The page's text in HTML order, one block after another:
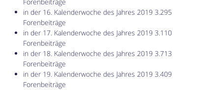
Forenbeiträge
in der 16. Kalenderwoche des Jahres 2019 3.295
Forenbeiträge
in der 17. Kalenderwoche des Jahres 2019 3.110
Forenbeiträge
in der 18. Kalenderwoche des Jahres 2019 3.713
Forenbeiträge
in der 19. Kalenderwoche des Jahres 2019 3.409
Forenbeiträge